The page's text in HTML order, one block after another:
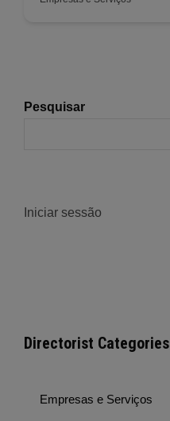
Pesquisar
Iniciar sessão
Directorist Categories
Empresas e Serviços